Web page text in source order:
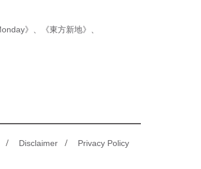
》 《東方新地》
/ Disclaimer / Privacy Policy